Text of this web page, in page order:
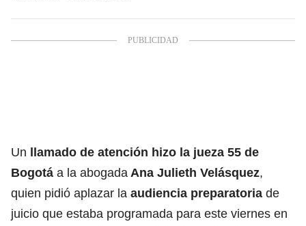
Un llamado de atención hizo la jueza 55 de
Bogotá a la abogada Ana Julieth Velásquez,
quien pidió aplazar la audiencia preparatoria de
juicio que estaba programada para este viernes en